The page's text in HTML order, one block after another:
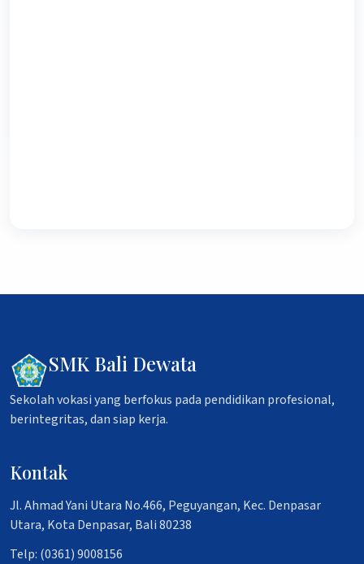
SMK Bali Dewata
Sekolah vokasi yang berfokus pada pendidikan profesional,
berintegritas, dan siap kerja.
Kontak
Jl. Ahmad Yani Utara No.466, Peguyangan, Kec. Denpasar
Utara, Kota Denpasar, Bali 80238
Telp: (0361) 9008156